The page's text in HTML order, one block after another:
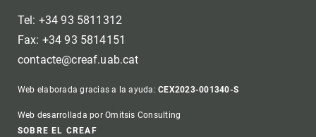
Tel: +34 93 5811312
Fax: +34 93 5814151
contacte@creaf.uab.cat
Web elaborada gracias a la ayuda:CEX2023-001340-S
Web desarrollada por Omitsis Consulting
SOBRE EL CREAF